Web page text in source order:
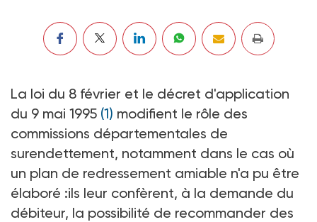
La loi du 8 février et le décret d'application
du 9 mai 1995 (1) modifient le rôle des
commissions départementales de
surendettement, notamment dans le cas où
un plan de redressement amiable n'a pu être
élaboré :ils leur confèrent, à la demande du
débiteur, la possibilité de recommander des